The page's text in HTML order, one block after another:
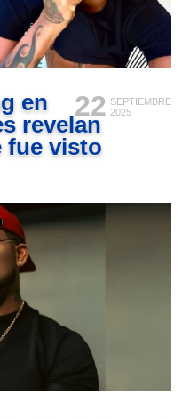
22 SEPTIEMBRE
2025
en
revelan
fue visto